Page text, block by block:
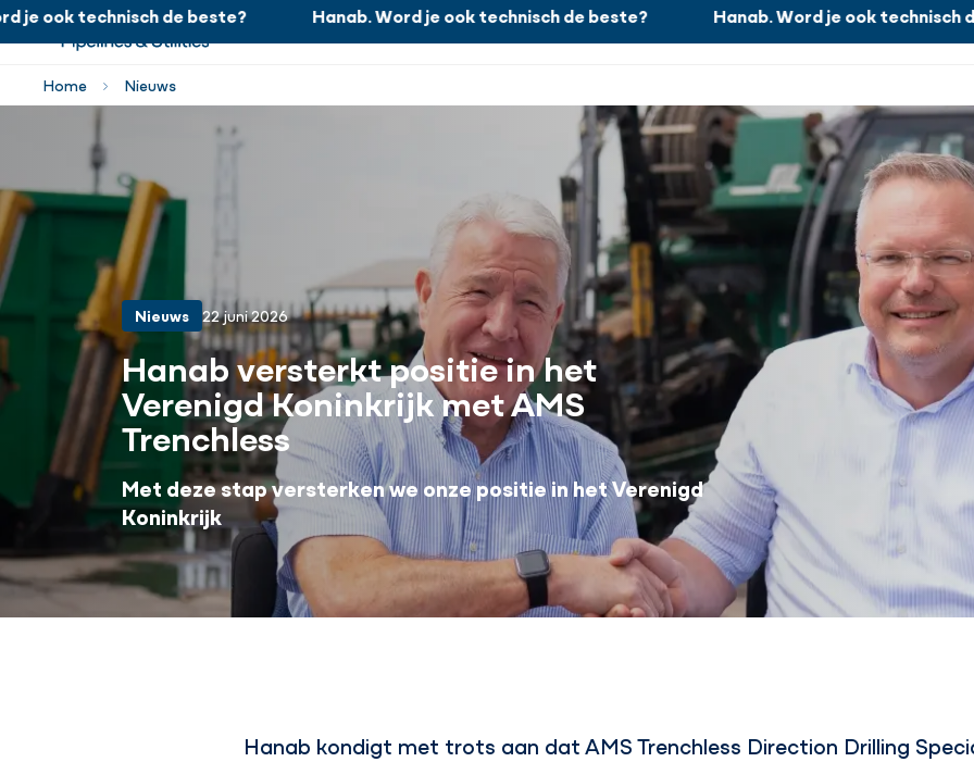
Hanab. Word je ook technisch de beste?
ook technisch de beste? Hanab. Word je ook technisch de beste? Hanab. Word je ook technisch de
Home Nieuws
Nieuws 22 juni 2026
Hanab versterkt positie in het
Verenigd Koninkrijk met AMS
Trenchless
Met deze stap versterken we onze positie in het Verenigd
Koninkrijk
Hanab kondigt met trots aan dat AMS Trenchless Direction Drilling